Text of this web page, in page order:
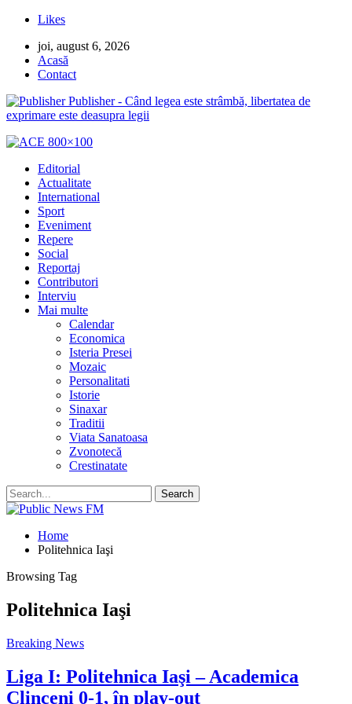
Likes
joi, august 6, 2026
Acasă
Contact
Publisher - Când legea este strâmbă, libertatea de
exprimare este deasupra legii
Editorial
Actualitate
International
Sport
Eveniment
Repere
Social
Reportaj
Contributori
Interviu
Mai multe
Calendar
Economica
Isteria Presei
Mozaic
Personalitati
Istorie
Sinaxar
Traditii
Viata Sanatoasa
Zvonotecă
Crestinatate
Home
Politehnica Iaşi
Browsing Tag
Politehnica Iaşi
Breaking News
Liga I: Politehnica Iaşi – Academica
Clinceni 0-1, în play-out